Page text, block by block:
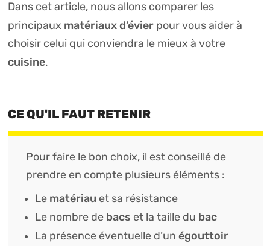
Dans cet article, nous allons comparer les
principaux matériaux d’évierpour vous aider à
choisir celui qui conviendra le mieux à votre
cuisine.
CE QU'IL FAUT RETENIR
Pour faire le bon choix, il est conseillé de
prendre en compte plusieurs éléments :
Le matériau et sa résistance
Le nombre de bacs et la taille du bac
La présence éventuelle d’un égouttoir